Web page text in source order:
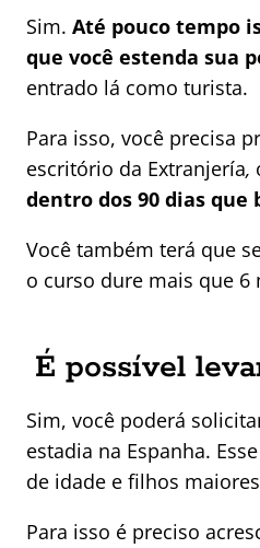
Sim. Até pouco tempo
que você estenda sua
entrado lá como turista.
Para isso, você precisa
escritório da Extranjería,
dentro dos 90 dias
Você também terá que
o curso dure mais que 6
É possível
Sim, você poderá
estadia na Espanha.
de idade e filhos
Para isso é preciso